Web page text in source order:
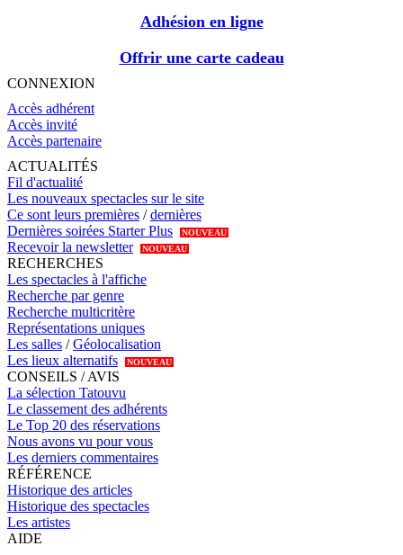
Adhésion en ligne
Offrir une carte cadeau
CONNEXION
Accès adhérent
Accès invité
Accès partenaire
ACTUALITÉS
Fil d'actualité
Les nouveaux spectacles sur le site
Ce sont leurs premières /dernières
Dernières soirées Starter Plus
NOUVEAU
Recevoir la newsletter NOUVEAU
RECHERCHES
Les spectacles à l'affiche
Recherche par genre
Recherche multicritère
Représentations uniques
Les salles /Géolocalisation
Les lieux alternatifs
NOUVEAU
CONSEILS / AVIS
La sélection Tatouvu
Le classement des adhérents
Le Top 20 des réservations
Nous avons vu pour vous
Les derniers commentaires
RÉFÉRENCE
Historique des articles
Historique des spectacles
Les artistes
AIDE